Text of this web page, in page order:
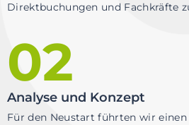
Direktbuchungen und Fachkräfte
02
Analyse und Konzept
Für den Neustart führten wir